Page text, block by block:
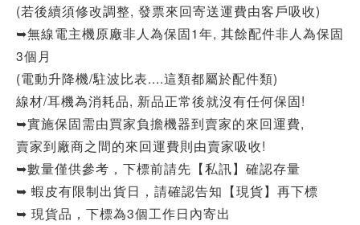
(若後續須修改調整, 發票來回寄送運費由客戶吸收)
➥無線電主機原廠非人為保固1年, 其餘配件非人為保固
3個月
(電動升降機/駐波比表....這類都屬於配件類)
線材/耳機為消耗品, 新品正常後就沒有任何保固!
➥實施保固需由買家負擔機器到賣家的來回運費,
賣家到廠商之間的來回運費則由賣家吸收!
➥數量僅供參考，下標前請先【私訊】確認存量
➥ 蝦皮有限制出貨日，請確認告知【現貨】再下標
➥ 現貨品，下標為3個工作日內寄出